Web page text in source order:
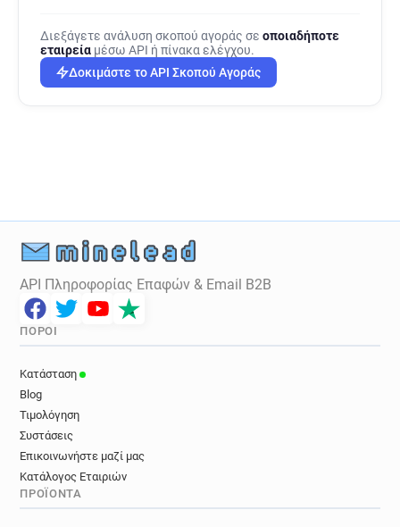
Διεξάγετε ανάλυση σκοπού αγοράς σε οποιαδήποτε
εταιρεία μέσω API ή πίνακα ελέγχου.
Δοκιμάστε το API Σκοπού Αγοράς
API Πληροφορίας Επαφών & Email B2B
ΠΌΡΟΙ
Κατάσταση
Blog
Τιμολόγηση
Συστάσεις
Επικοινωνήστε μαζί μας
Κατάλογος Εταιριών
ΠΡΟΪΌΝΤΑ